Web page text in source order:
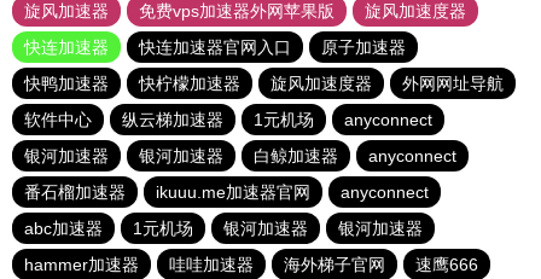
旋风加速器
免费vps加速器外网苹果版
旋风加速度器
快连加速器
快连加速器官网入口
原子加速器
快鸭加速器
快柠檬加速器 旋风加速度器
外网网址导航
软件中心
纵云梯加速器 1元机场
anyconnect
银河加速器
银河加速器 白鲸加速器
anyconnect
番石榴加速器
ikuuu.me加速器官网
anyconnect
abc加速器
1元机场 银河加速器
银河加速器
hammer加速器
哇哇加速器 海外梯子官网 速鹰666